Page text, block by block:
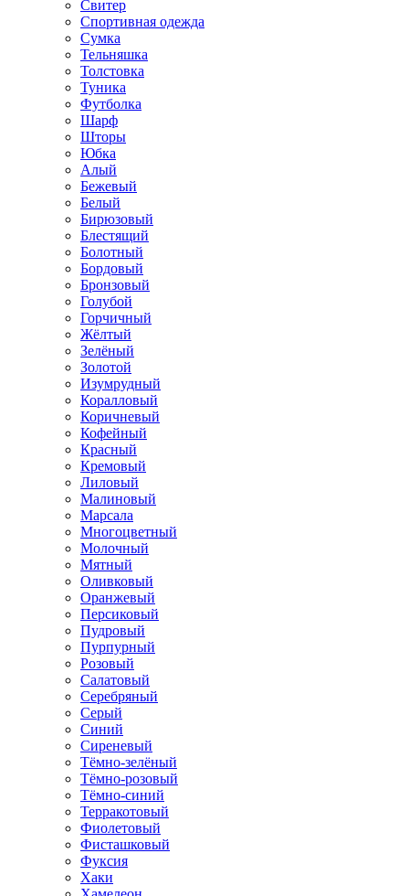
Свитер
Спортивная одежда
Сумка
Тельняшка
Толстовка
Туника
Футболка
Шарф
Шторы
Юбка
Алый
Бежевый
Белый
Бирюзовый
Блестящий
Болотный
Бордовый
Бронзовый
Голубой
Горчичный
Жёлтый
Зелёный
Золотой
Изумрудный
Коралловый
Коричневый
Кофейный
Красный
Кремовый
Лиловый
Малиновый
Марсала
Многоцветный
Молочный
Мятный
Оливковый
Оранжевый
Персиковый
Пудровый
Пурпурный
Розовый
Салатовый
Серебряный
Серый
Синий
Сиреневый
Тёмно-зелёный
Тёмно-розовый
Тёмно-синий
Терракотовый
Фиолетовый
Фисташковый
Фуксия
Хаки